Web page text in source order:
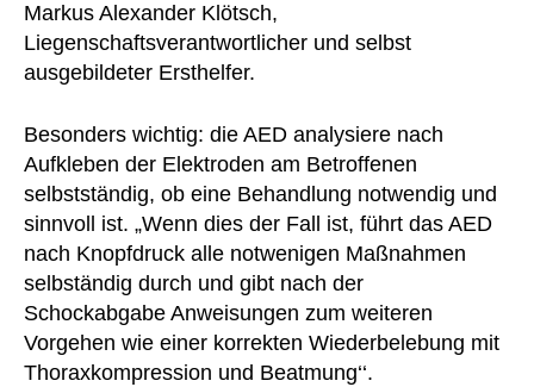
Markus Alexander Klötsch,
Liegenschaftsverantwortlicher und selbst
ausgebildeter Ersthelfer.
Besonders wichtig: die AED analysiere nach
Aufkleben der Elektroden am Betroffenen
selbstständig, ob eine Behandlung notwendig und
sinnvoll ist. „Wenn dies der Fall ist, führt das AED
nach Knopfdruck alle notwenigen Maßnahmen
selbständig durch und gibt nach der
Schockabgabe Anweisungen zum weiteren
Vorgehen wie einer korrekten Wiederbelebung mit
Thoraxkompression und Beatmung‘‘.